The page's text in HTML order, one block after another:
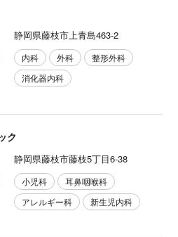
静岡県藤枝市上青島463-2
内科 外科
整形外科
消化器内科
ク
静岡県藤枝市藤枝5丁目6-38
小児科
耳鼻咽喉科
アレルギー科
新生児内科